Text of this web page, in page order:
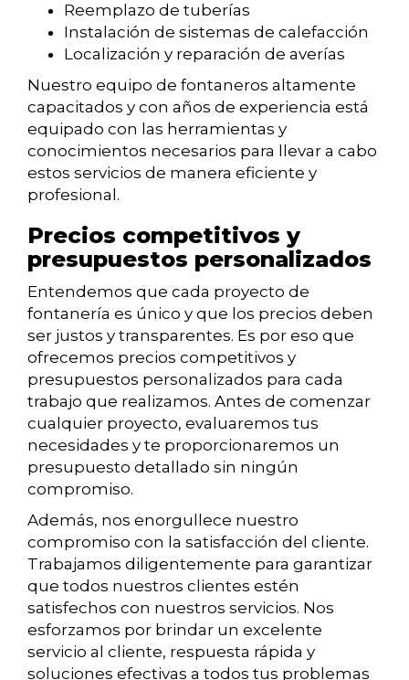
Reemplazo de tuberías
Instalación de sistemas de calefacción
Localización y reparación de averías
Nuestro equipo de fontaneros altamente
capacitados y con años de experiencia está
equipado con las herramientas y
conocimientos necesarios para llevar a cabo
estos servicios de manera eficiente y
profesional.
Precios competitivos y
presupuestos personalizados
Entendemos que cada proyecto de
fontanería es único y que los precios deben
ser justos y transparentes. Es por eso que
ofrecemos precios competitivos y
presupuestos personalizados para cada
trabajo que realizamos. Antes de comenzar
cualquier proyecto, evaluaremos tus
necesidades y te proporcionaremos un
presupuesto detallado sin ningún
compromiso.
Además, nos enorgullece nuestro
compromiso con la satisfacción del cliente.
Trabajamos diligentemente para garantizar
que todos nuestros clientes estén
satisfechos con nuestros servicios. Nos
esforzamos por brindar un excelente
servicio al cliente, respuesta rápida y
soluciones efectivas a todos tus problemas